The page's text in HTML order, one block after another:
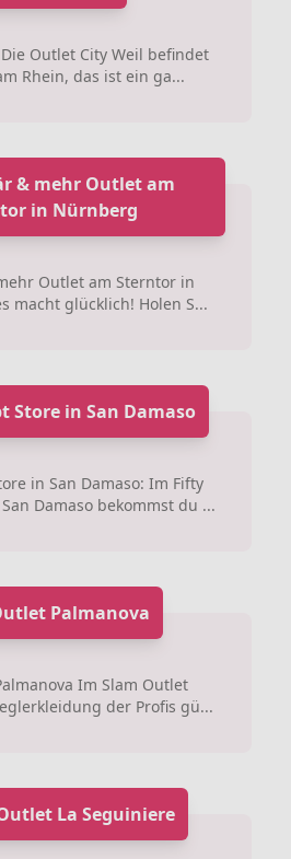
Outlet City Weil befindet
Rhein, das ist ein ga...
& mehr Outlet am
in Nürnberg
Outlet am Sterntor in
macht glücklich! Holen S...
Store in San Damaso
in San Damaso: Im Fifty
Damaso bekommst du ...
Palmanova
Im Slam Outlet
der Profis gü...
La Seguiniere